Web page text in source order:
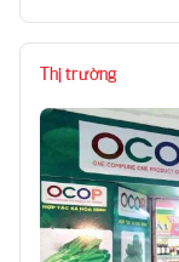
Thị trường